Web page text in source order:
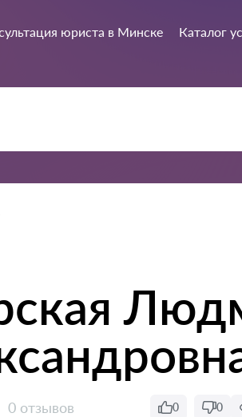
юриста в Минске Каталог
Отзывов:
0 отзывов 0 0